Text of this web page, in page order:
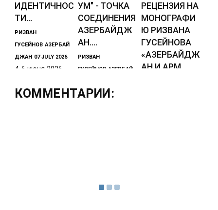
ИДЕНТИЧНОС
ТИ...
РИЗВАН
ГУСЕЙНОВ АЗЕРБАЙ
ДЖАН 07 JULY 2026
4-6 июня 2026
прошло Второе
УМ" - ТОЧКА
СОЕДИНЕНИЯ
АЗЕРБАЙДЖ
АН....
РИЗВАН
ГУСЕЙНОВ АЗЕРБАЙ
В последнее
логистических,
РЕЦЕНЗИЯ НА
МОНОГРАФИ
Ю РИЗВАНА
ГУСЕЙНОВА
«АЗЕРБАЙДЖ
АН И АРМ...
КОММЕНТАРИИ: